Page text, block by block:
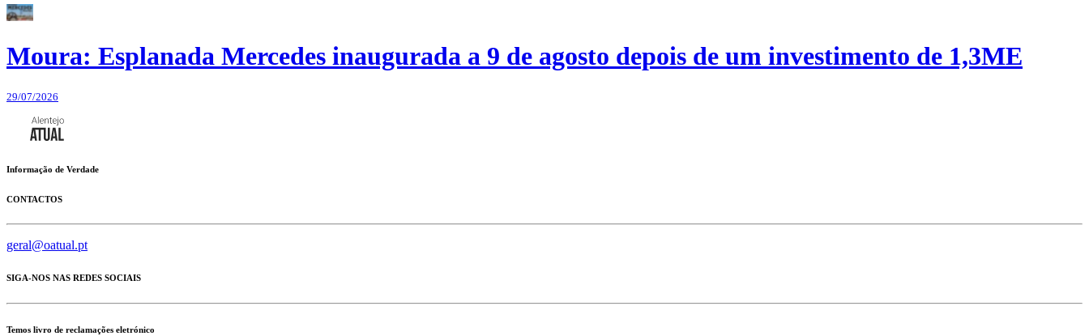
Moura: Esplanada Mercedes inaugurada a 9 de agosto depois de um investimento de 1,3ME
29/07/2026
Informação de Verdade
CONTACTOS
geral@oatual.pt
SIGA-NOS NAS REDES SOCIAIS
Temos livro de reclamações eletrónico